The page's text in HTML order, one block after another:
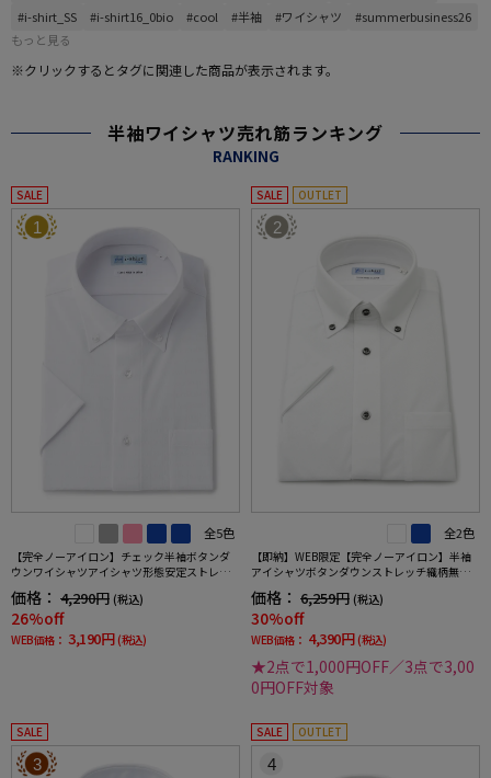
#i-shirt_SS
#i-shirt16_0bio #cool #半袖 #ワイシャツ
#summerbusiness26
もっと見る
※クリックするとタグに関連した商品が表示されます。
半袖ワイシャツ売れ筋ランキング
RANKING
SALE
1
全5色
【完全ノーアイロン】チェック半袖ボタンダ
ウンワイシャツアイシャツ形態安定ストレッ
価格： 4,290円 (税込)
26%off
WEB価格： 3,190円 (税込)
SALE OUTLET
2
全2色
【即納】WEB限定【完全ノーアイロン】半袖
アイシャツボタンダウンストレッチ織柄無地i-
価格： 6,259円 (税込)
30%off
WEB価格： 4,390円 (税込)
★2点で1,000円OFF／3点で3,00
0円OFF対象
SALE
3
SALE OUTLET
4